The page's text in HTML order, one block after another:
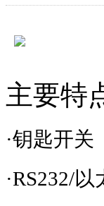
主要特
·钥匙开关
·RS232/以